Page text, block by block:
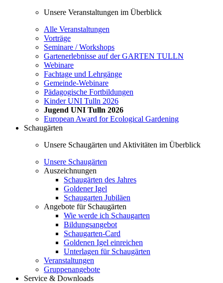
Unsere Veranstaltungen im Überblick
Alle Veranstaltungen
Vorträge
Seminare / Workshops
Gartenerlebnisse auf der GARTEN TULLN
Webinare
Fachtage und Lehrgänge
Gemeinde-Webinare
Pädagogische Fortbildungen
Kinder UNI Tulln 2026
Jugend UNI Tulln 2026
European Award for Ecological Gardening
Schaugärten
Unsere Schaugärten und Aktivitäten im Überblick
Unsere Schaugärten
Auszeichnungen
Schaugärten des Jahres
Goldener Igel
Schaugarten Jubiläen
Angebote für Schaugärten
Wie werde ich Schaugarten
Bildungsangebot
Schaugarten-Card
Goldenen Igel einreichen
Unterlagen für Schaugärten
Veranstaltungen
Gruppenangebote
Service & Downloads